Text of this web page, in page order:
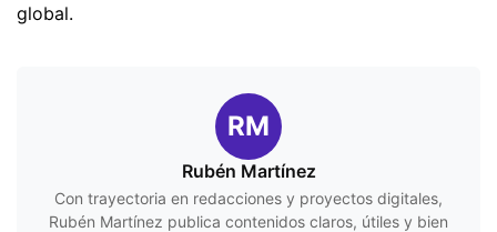
global.
RM
Rubén Martínez
Con trayectoria en redacciones y proyectos digitales,
Rubén Martínez publica contenidos claros, útiles y bien